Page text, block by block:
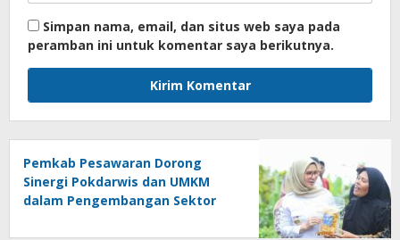
Simpan nama, email, dan situs web saya pada
peramban ini untuk komentar saya berikutnya.
Pemkab Pesawaran Dorong
Sinergi Pokdarwis dan UMKM
dalam Pengembangan Sektor